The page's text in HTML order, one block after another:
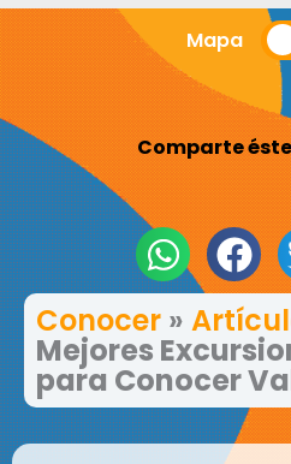
Mapa
Comparte
Conocer »
Mejores
para Conocer